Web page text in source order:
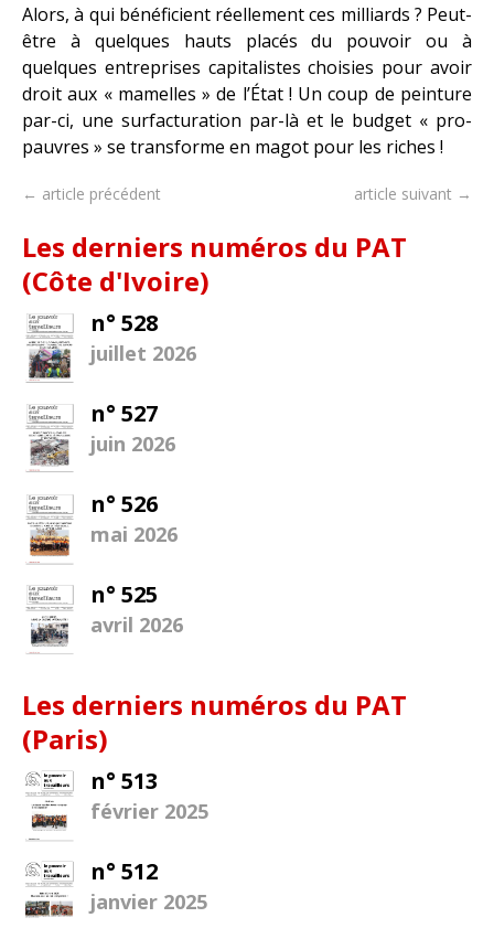
Alors, à qui bénéficient réellement ces milliards ? Peut-
être à quelques hauts placés du pouvoir ou à
quelques entreprises capitalistes choisies pour avoir
droit aux « mamelles » de l’État ! Un coup de peinture
par-ci, une surfacturation par-là et le budget « pro-
pauvres » se transforme en magot pour les riches !
← article précédent article suivant →
Les derniers numéros du PAT
(Côte d'Ivoire)
n° 528
juillet 2026
n° 527
juin 2026
n° 526
mai 2026
n° 525
avril 2026
Les derniers numéros du PAT
(Paris)
n° 513
février 2025
n° 512
janvier 2025